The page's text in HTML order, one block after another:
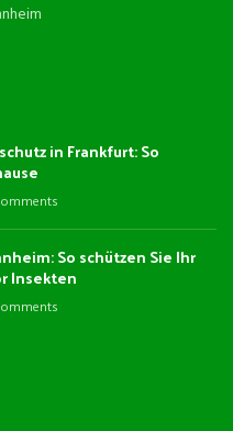
in Frankfurt: So
So schützen Sie Ihr
Insekten